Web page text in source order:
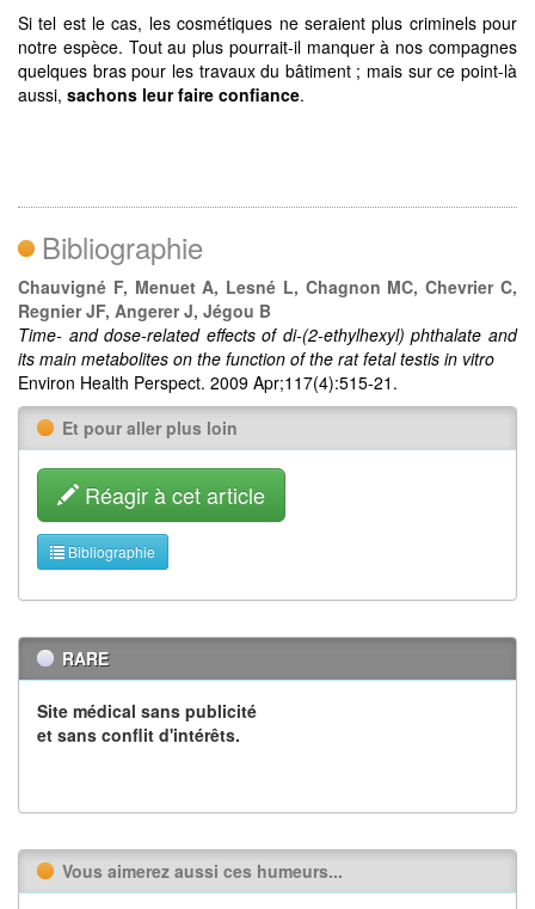
Si tel est le cas, les cosmétiques ne seraient plus criminels pour
notre espèce. Tout au plus pourrait-il manquer à nos compagnes
quelques bras pour les travaux du bâtiment ; mais sur ce point-là
aussi, sachons leur faire confiance.
Bibliographie
Chauvigné F, Menuet A, Lesné L, Chagnon MC, Chevrier C,
Regnier JF, Angerer J, Jégou B
Time- and dose-related effects of di-(2-ethylhexyl) phthalate and
its main metabolites on the function of the rat fetal testis in vitro
Environ Health Perspect. 2009 Apr;117(4):515-21.
Et pour aller plus loin
Réagir à cet article
Bibliographie
RARE
Site médical sans publicité
et sans conflit d'intérêts.
Vous aimerez aussi ces humeurs...